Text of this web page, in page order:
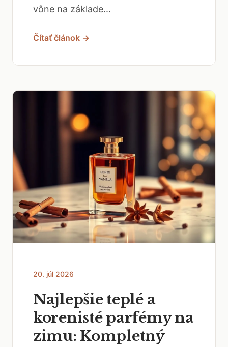
vône na základe...
Čítať článok →
20. júl 2026
Najlepšie teplé a
korenisté parfémy na
zimu: Kompletný